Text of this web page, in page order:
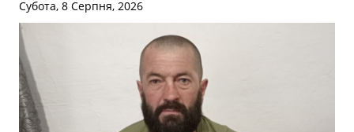
Субота, 8 Серпня, 2026